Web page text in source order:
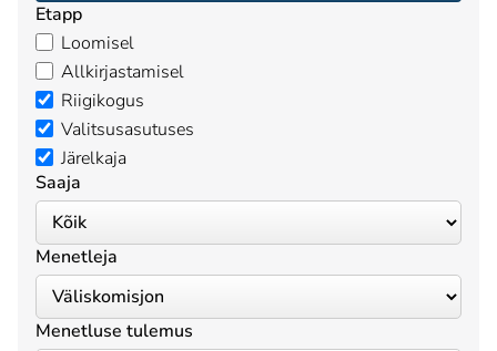
Etapp
Loomisel
Allkirjastamisel
Riigikogus
Valitsusasutuses
Järelkaja
Saaja
Menetleja
Menetluse tulemus